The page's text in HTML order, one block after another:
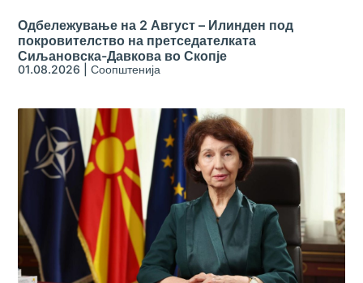
Одбележување на 2 Август – Илинден под
покровителство на претседателката
Сиљановска-Давкова во Скопје
01.08.2026 |Соопштенија